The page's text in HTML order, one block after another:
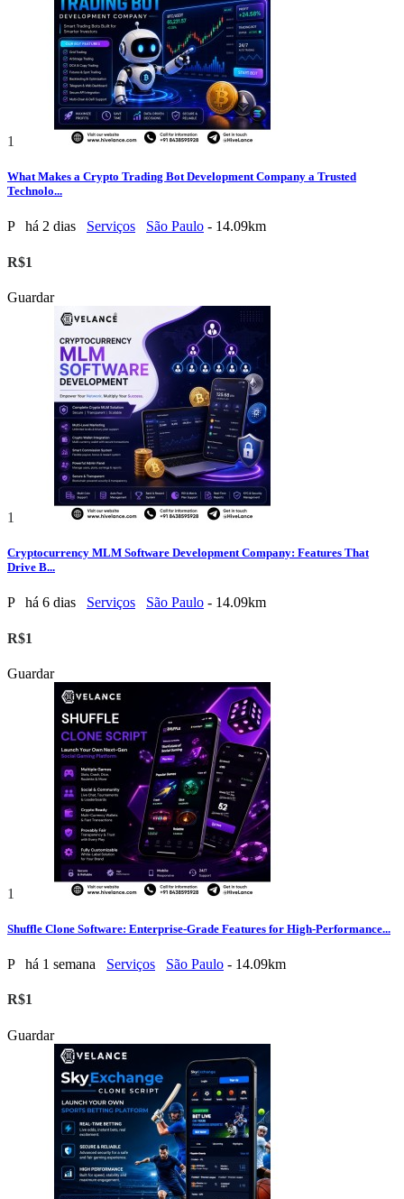
1
What Makes a Crypto Trading Bot Development Company a Trusted
Technolo...
P há 2 dias Serviços São Paulo - 14.09km
R$1
Guardar
1
Cryptocurrency MLM Software Development Company: Features That
Drive B...
P há 6 dias Serviços São Paulo - 14.09km
R$1
Guardar
1
Shuffle Clone Software: Enterprise-Grade Features for High-Performance...
P há 1 semana Serviços São Paulo - 14.09km
R$1
Guardar